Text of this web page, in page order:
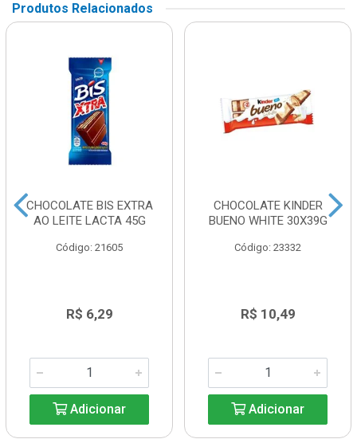
Produtos Relacionados
CHOCOLATE BIS EXTRA
AO LEITE LACTA 45G
Código: 21605
R$ 6,29
Adicionar
CHOCOLATE KINDER
BUENO WHITE 30X39G
Código: 23332
R$ 10,49
Adicionar